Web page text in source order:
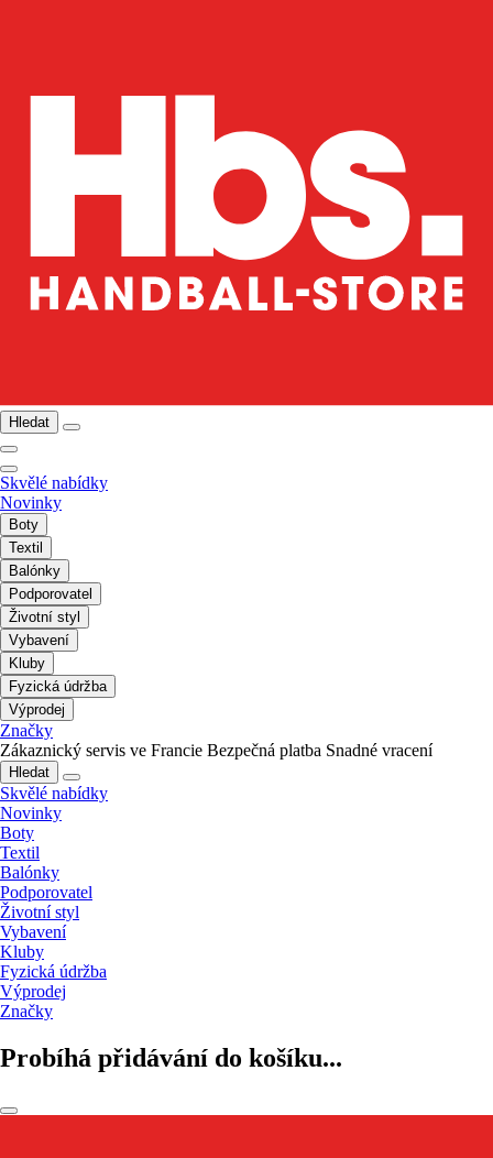
Hledat
Skvělé nabídky
Novinky
Boty
Textil
Balónky
Podporovatel
Životní styl
Vybavení
Kluby
Fyzická údržba
Výprodej
Značky
Zákaznický servis ve Francie Bezpečná platba Snadné vracení
Hledat
Skvělé nabídky
Novinky
Boty
Textil
Balónky
Podporovatel
Životní styl
Vybavení
Kluby
Fyzická údržba
Výprodej
Značky
Probíhá přidávání do košíku...